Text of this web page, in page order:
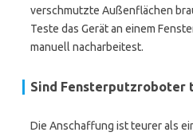
verschmutzte Außenflächen
Teste das Gerät an einem
manuell nacharbeitest.
Sind Fensterputzroboter
Die Anschaffung ist teurer als